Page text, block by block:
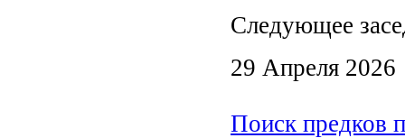
Следующее
29 Апреля 2026
Поиск предков